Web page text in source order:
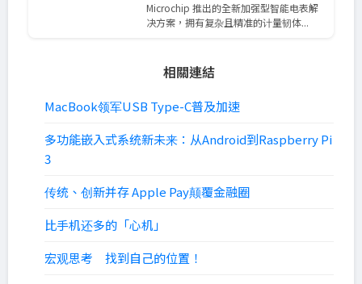
Microchip 推出的全新加强型智能电表解
决方案，拥有复杂且精准的计量韧体...
相關連結
MacBook领军USB Type-C普及加速
多功能嵌入式系统新未来：从Android到Raspberry Pi
3
传统、创新并存 Apple Pay颠覆金融圈
比手机还多的「心机」
宏观思考 找到自己的位置！